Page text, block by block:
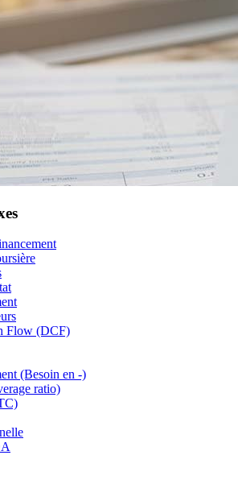
Flow (DCF)
(Besoin en -)
ratio)